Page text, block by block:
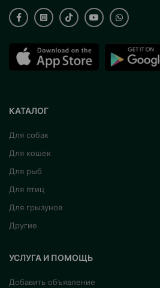
КАТАЛОГ
Для собак
Для кошек
Для рыб
Для птиц
Для грызунов
Другие
УСЛУГА И ПОМОЩЬ
Добавить объявление